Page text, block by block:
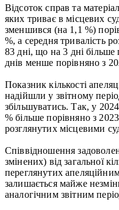
Відсоток справ та
яких триває в місцевих
зменшився (на 1,1 %)
%, а середня тривалість
83 дні, що на 3 дні більше
днів менше порівняно з
Показник кількості
надійшли у звітному
збільшуватись. Так, у
% більше порівняно з
розглянутих місцевими
Співвідношення
змінених) від загальної
переглянутих
залишається майже
аналогічним звітним